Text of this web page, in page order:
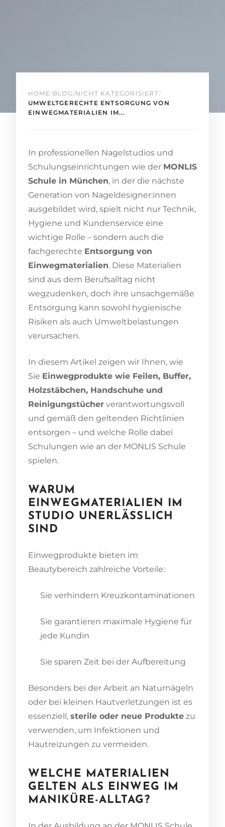
HOME /BLOG /NICHT KATEGORISIERT/
UMWELTGERECHTE ENTSORGUNG VON
EINWEGMATERIALIEN IM...
In professionellen Nagelstudios und
Schulungseinrichtungen wie der MONLIS
Schule in München, in der die nächste
Generation von Nageldesigner:innen
ausgebildet wird, spielt nicht nur Technik,
Hygiene und Kundenservice eine
wichtige Rolle – sondern auch die
fachgerechte Entsorgung von
Einwegmaterialien. Diese Materialien
sind aus dem Berufsalltag nicht
wegzudenken, doch ihre unsachgemäße
Entsorgung kann sowohl hygienische
Risiken als auch Umweltbelastungen
verursachen.
In diesem Artikel zeigen wir Ihnen, wie
Sie Einwegprodukte wie Feilen, Buffer,
Holzstäbchen, Handschuhe und
Reinigungstücher verantwortungsvoll
und gemäß den geltenden Richtlinien
entsorgen – und welche Rolle dabei
Schulungen wie an der MONLIS Schule
spielen.
WARUM
EINWEGMATERIALIEN IM
STUDIO UNERLÄSSLICH
SIND
Einwegprodukte bieten im
Beautybereich zahlreiche Vorteile:
Sie verhindern Kreuzkontaminationen
Sie garantieren maximale Hygiene für
jede Kundin
Sie sparen Zeit bei der Aufbereitung
Besonders bei der Arbeit an Naturnägeln
oder bei kleinen Hautverletzungen ist es
essenziell, sterile oder neue Produkte zu
verwenden, um Infektionen und
Hautreizungen zu vermeiden.
WELCHE MATERIALIEN
GELTEN ALS EINWEG IM
MANIKÜRE-ALLTAG?